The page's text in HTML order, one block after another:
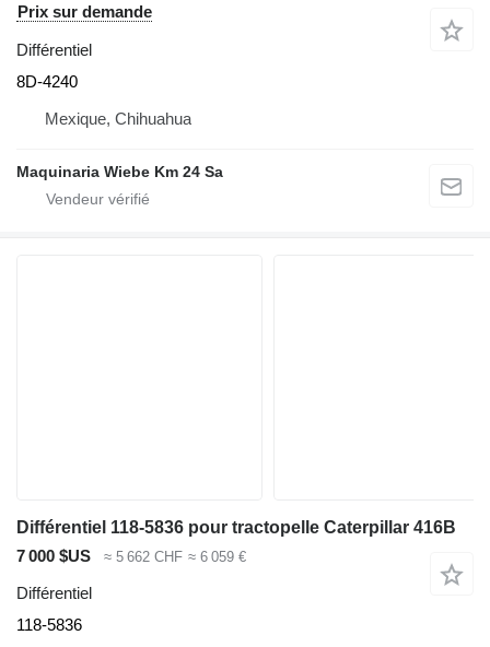
Prix sur demande
Différentiel
8D-4240
Mexique, Chihuahua
Maquinaria Wiebe Km 24 Sa
Différentiel 118-5836 pour tractopelle Caterpillar 416B
7 000 $US
≈ 5 662 CHF ≈ 6 059 €
Différentiel
118-5836